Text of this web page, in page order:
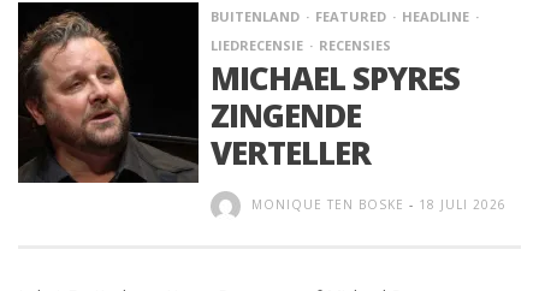
BUITENLAND FEATURED
HEADLINE
LIEDRECENSIE
RECENSIES
MICHAEL SPYRES
ZINGENDE
VERTELLER
MONIQUE TEN BOSKE - 18 JULI 2026